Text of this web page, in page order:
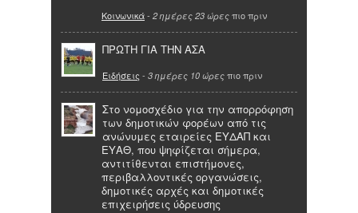
Κοινωνικά- 2 ημέρες 23 ώρες πιο πριν
ΠΡΩΤΗ ΓΙΑ ΤΗΝ ΑΣΑ
Ειδήσεις - 3 ημέρες 10 ώρες πιο πριν
Στο νομοσχέδιο για την απορρόφηση
των δημοτικών φορέων από τις
ανώνυμες εταιρείες ΕΥΔΑΠ και
ΕΥΑΘ, που ψηφίζεται σήμερα,
αντιτίθενται επιστήμονες,
περιβαλλοντικές οργανώσεις,
δημοτικές αρχές και δημοτικές
επιχειρήσεις ύδρευσης